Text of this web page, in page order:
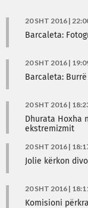
20 SHT 2016 |
Barcaleta:
20 SHT 2016 |
Barcaleta:
20 SHT 2016 |
Dhurata Hoxha
ekstremizmit
20 SHT 2016 |
Jolie kërkon
20 SHT 2016 |
Komisioni